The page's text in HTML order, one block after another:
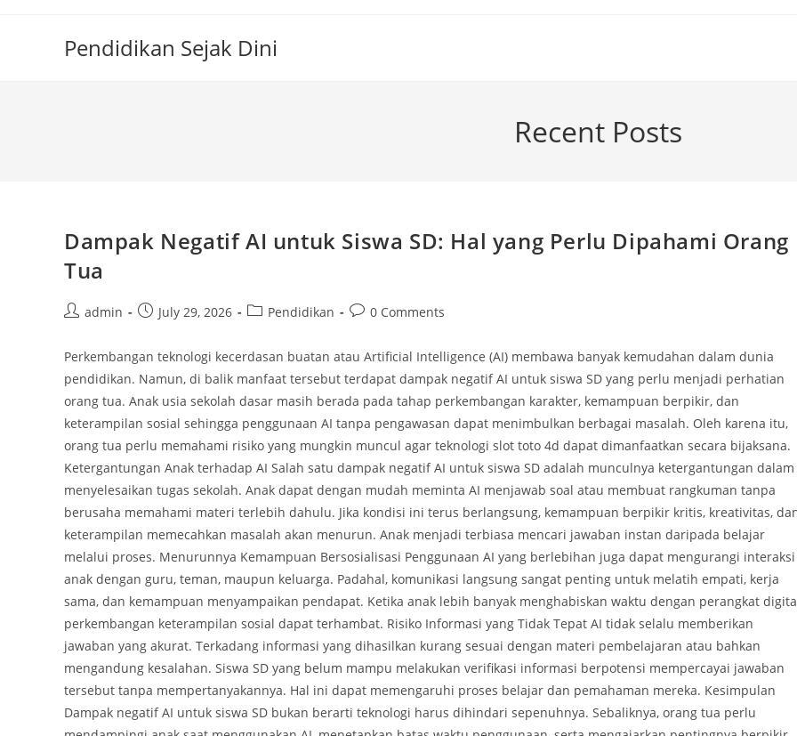
Pendidikan Sejak Dini
Recent Posts
Dampak Negatif AI untuk Siswa SD: Hal yang Perlu Dipahami Orang
Tua
Postadmin
PostJuly 29, 2026
PostPendidikan
Post0 Comments
Perkembangan teknologi kecerdasan buatan atau Artificial Intelligence (AI) membawa banyak kemudahan dalam dunia
pendidikan. Namun, di balik manfaat tersebut terdapat dampak negatif AI untuk siswa SD yang perlu menjadi perhatian
orang tua. Anak usia sekolah dasar masih berada pada tahap perkembangan karakter, kemampuan berpikir, dan
keterampilan sosial sehingga penggunaan AI tanpa pengawasan dapat menimbulkan berbagai masalah. Oleh karena itu,
orang tua perlu memahami risiko yang mungkin muncul agar teknologi slot toto 4d dapat dimanfaatkan secara bijaksana.
Ketergantungan Anak terhadap AI Salah satu dampak negatif AI untuk siswa SD adalah munculnya ketergantungan dalam
menyelesaikan tugas sekolah. Anak dapat dengan mudah meminta AI menjawab soal atau membuat rangkuman tanpa
berusaha memahami materi terlebih dahulu. Jika kondisi ini terus berlangsung, kemampuan berpikir kritis, kreativitas,
keterampilan memecahkan masalah akan menurun. Anak menjadi terbiasa mencari jawaban instan daripada belajar
melalui proses. Menurunnya Kemampuan Bersosialisasi Penggunaan AI yang berlebihan juga dapat mengurangi interaksi
anak dengan guru, teman, maupun keluarga. Padahal, komunikasi langsung sangat penting untuk melatih empati, kerja
sama, dan kemampuan menyampaikan pendapat. Ketika anak lebih banyak menghabiskan waktu dengan perangkat
perkembangan keterampilan sosial dapat terhambat. Risiko Informasi yang Tidak Tepat AI tidak selalu memberikan
jawaban yang akurat. Terkadang informasi yang dihasilkan kurang sesuai dengan materi pembelajaran atau bahkan
mengandung kesalahan. Siswa SD yang belum mampu melakukan verifikasi informasi berpotensi mempercayai jawaban
tersebut tanpa mempertanyakannya. Hal ini dapat memengaruhi proses belajar dan pemahaman mereka. Kesimpulan
Dampak negatif AI untuk siswa SD bukan berarti teknologi harus dihindari sepenuhnya. Sebaliknya, orang tua perlu